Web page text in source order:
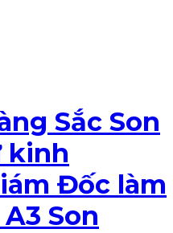
Sắc Son
kinh
Đốc làm
Son